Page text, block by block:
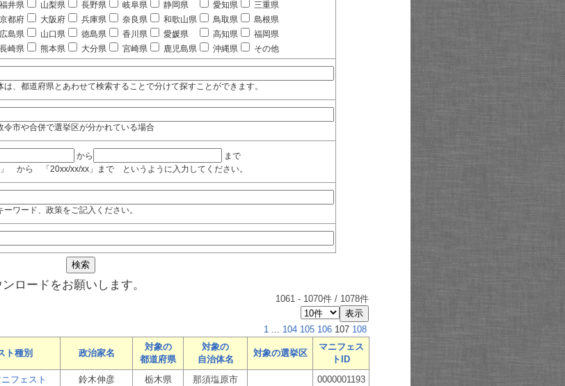
福井県 山梨県 長野県 岐阜県 静岡県 愛知県
三重県
京都府 大阪府 兵庫県 奈良県 和歌山県 鳥取県
島根県
広島県 山口県 徳島県 香川県 愛媛県 高知県
福岡県
長崎県 熊本県 大分県 宮崎県 鹿児島県 沖縄県 その他
、都道府県とあわせて検索することで分けて探すことができます。
市や合併で選挙区が分かれている場合
から
まで
から 「20xx/xx/xx」まで というように入力してください。
ワード、政策をご記入ください。
ロードをお願いします。
1061 - 1070件 / 1078件
1 ... 104 105 106 107 108
ト種別 政治家名
対象の
都道府県
対象の
自治体名
対象の選挙区
マニフェス
トID
フェスト 鈴木伸彦 栃木県 那須塩原市
0000001193